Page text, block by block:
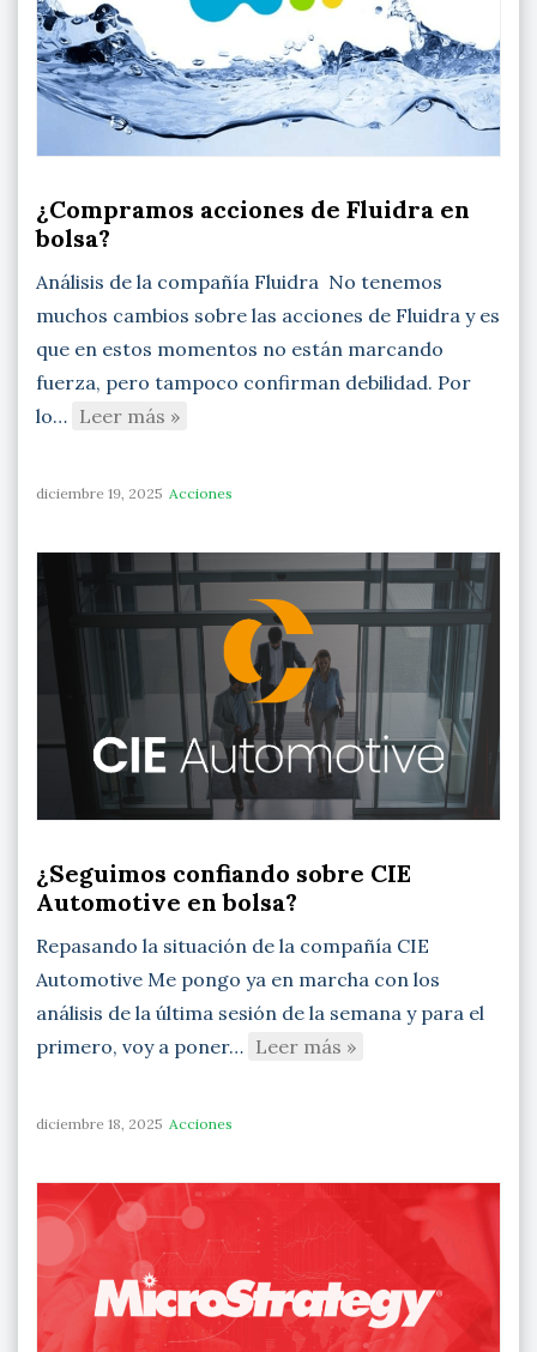
¿Compramos acciones de Fluidra en
bolsa?
Análisis de la compañía Fluidra No tenemos
muchos cambios sobre las acciones de Fluidra y es
que en estos momentos no están marcando
fuerza, pero tampoco confirman debilidad. Por
lo… Leer más »
diciembre 19, 2025 Acciones
¿Seguimos confiando sobre CIE
Automotive en bolsa?
Repasando la situación de la compañía CIE
Automotive Me pongo ya en marcha con los
análisis de la última sesión de la semana y para el
primero, voy a poner… Leer más »
diciembre 18, 2025 Acciones